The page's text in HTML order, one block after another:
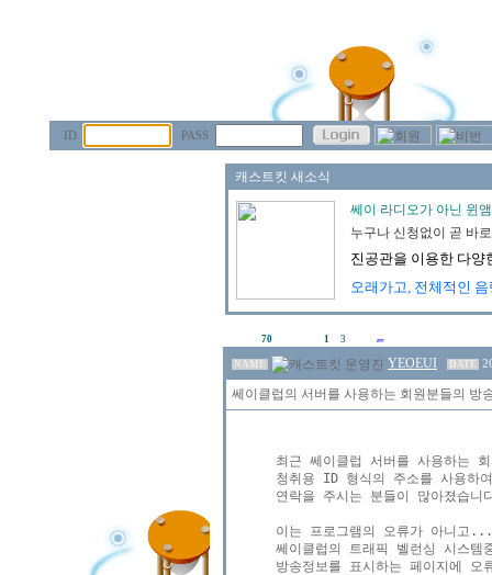
ID PASS
70 1 3
NAME YEOEUI DATE
쎄이클럽의 서버를 사용하는 회원분들의 방
최근 쎄이클럽 서버를 사용하는
청취용 ID 형식의 주소를 사용하
연락을 주시는 분들이 많아졌습니
이는 프로그램의 오류가 아니고
쎄이클럽의 트래픽 벨런싱 시스
방송정보를 표시하는 페이지에